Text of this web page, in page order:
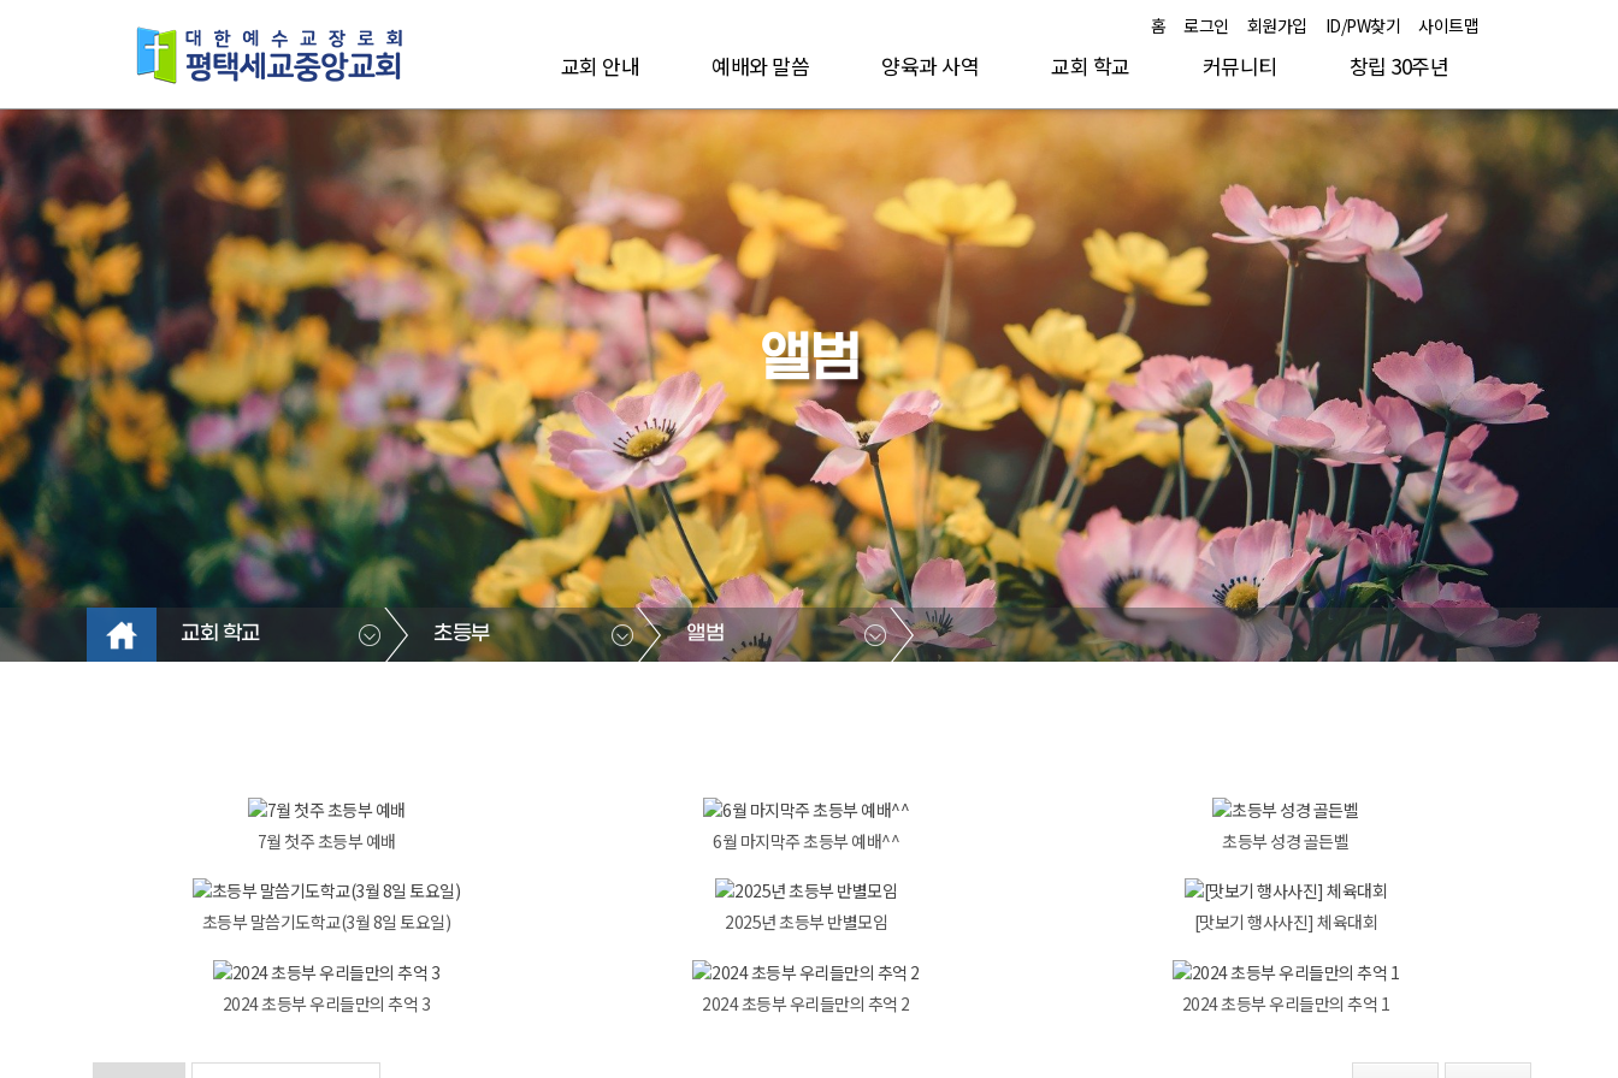
홈 로그인 회원가입 ID/PW찾기 사이트맵
교회 안내 예배와 말씀 양육과 사역 교회 학교 커뮤니티 창립 30주년
앨범
교회 학교 초등부 앨범
7월 첫주 초등부 예배 6월 마지막주 초등부 예배^^ 초등부 성경 골든벨
초등부 말씀기도학교(3월 8일 토요일) 2025년 초등부 반별모임 [맛보기 행사사진] 체육대회
2024 초등부 우리들만의 추억 3 2024 초등부 우리들만의 추억 2 2024 초등부 우리들만의 추억 1